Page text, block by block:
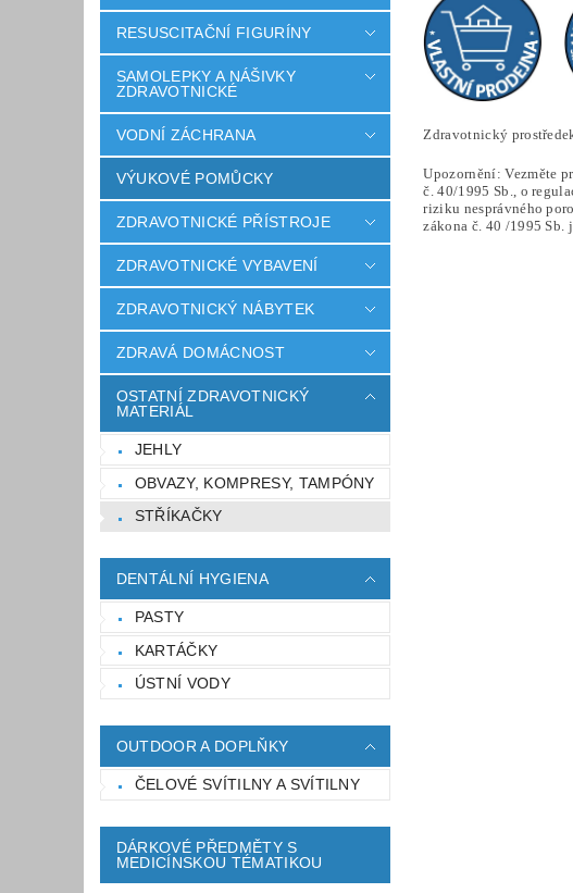
RESUSCITAČNÍ FIGURÍNY
SAMOLEPKY A NÁŠIVKY
ZDRAVOTNICKÉ
VODNÍ ZÁCHRANA
VÝUKOVÉ POMŮCKY
ZDRAVOTNICKÉ PŘÍSTROJE
ZDRAVOTNICKÉ VYBAVENÍ
ZDRAVOTNICKÝ NÁBYTEK
ZDRAVÁ DOMÁCNOST
OSTATNÍ ZDRAVOTNICKÝ
MATERIÁL
JEHLY
OBVAZY, KOMPRESY, TAMPÓNY
STŘÍKAČKY
DENTÁLNÍ HYGIENA
PASTY
KARTÁČKY
ÚSTNÍ VODY
OUTDOOR A DOPLŇKY
ČELOVÉ SVÍTILNY A SVÍTILNY
DÁRKOVÉ PŘEDMĚTY S
MEDICÍNSKOU TÉMATIKOU
Zdravotnický
Upozornění:Vezměte
č. 40/1995 Sb., o
riziku nesprávného
zákona č. 40 /1995 Sb.